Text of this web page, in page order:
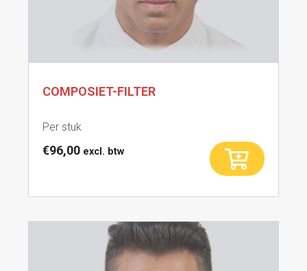
COMPOSIET-FILTER
Per stuk
€96,00 excl. btw